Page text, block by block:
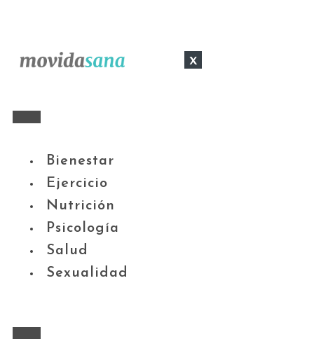
x
Bienestar
Ejercicio
Nutrición
Psicología
Salud
Sexualidad